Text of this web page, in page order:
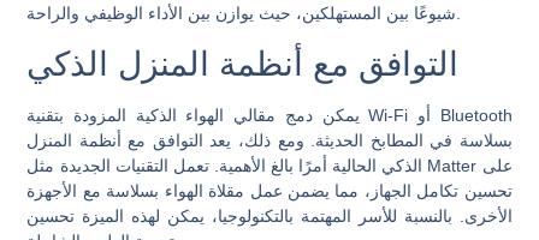
شيوعًا بين المستهلكين، حيث يوازن بين الأداء الوظيفي والراحة.
التوافق مع أنظمة المنزل الذكي
يمكن دمج مقالي الهواء الذكية المزودة بتقنية Wi-Fi أو Bluetooth
بسلاسة في المطابخ الحديثة. ومع ذلك، يعد التوافق مع أنظمة المنزل
الذكي الحالية أمرًا بالغ الأهمية. تعمل التقنيات الجديدة مثل Matter على
تحسين تكامل الجهاز، مما يضمن عمل مقلاة الهواء بسلاسة مع الأجهزة
الأخرى. بالنسبة للأسر المهتمة بالتكنولوجيا، يمكن لهذه الميزة تحسين